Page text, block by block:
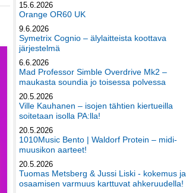
15.6.2026
Orange OR60 UK
9.6.2026
Symetrix Cognio – älylaitteista koottava
järjestelmä
6.6.2026
Mad Professor Simble Overdrive Mk2 –
maukasta soundia jo toisessa polvessa
20.5.2026
Ville Kauhanen – isojen tähtien kiertueilla
soitetaan isolla PA:lla!
20.5.2026
1010Music Bento | Waldorf Protein – midi-
muusikon aarteet!
20.5.2026
Tuomas Metsberg & Jussi Liski - kokemus ja
osaamisen varmuus karttuvat ahkeruudella!